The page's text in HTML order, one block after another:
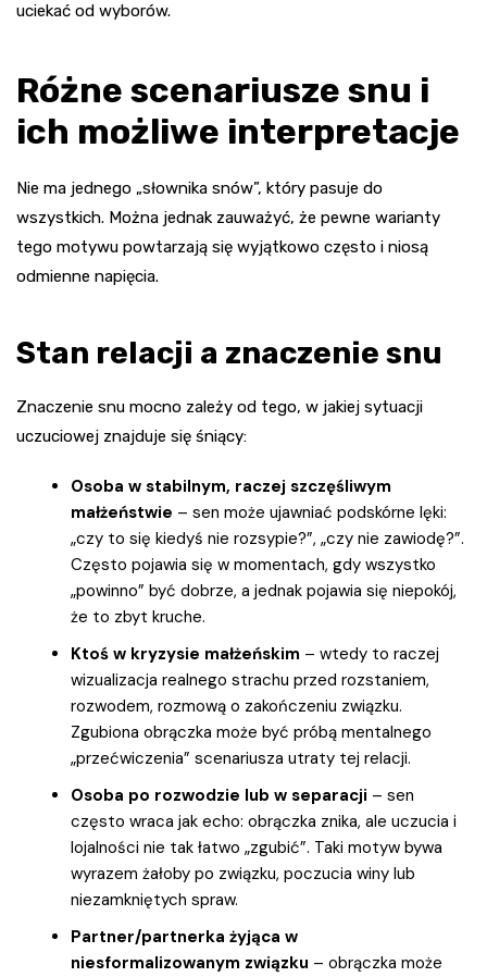
uciekać od wyborów.
Różne scenariusze snu i
ich możliwe interpretacje
Nie ma jednego „słownika snów”, który pasuje do
wszystkich. Można jednak zauważyć, że pewne warianty
tego motywu powtarzają się wyjątkowo często i niosą
odmienne napięcia.
Stan relacji a znaczenie snu
Znaczenie snu mocno zależy od tego, w jakiej sytuacji
uczuciowej znajduje się śniący:
Osoba w stabilnym, raczej szczęśliwym
małżeństwie – sen może ujawniać podskórne lęki:
„czy to się kiedyś nie rozsypie?”, „czy nie zawiodę?”.
Często pojawia się w momentach, gdy wszystko
„powinno” być dobrze, a jednak pojawia się niepokój,
że to zbyt kruche.
Ktoś w kryzysie małżeńskim – wtedy to raczej
wizualizacja realnego strachu przed rozstaniem,
rozwodem, rozmową o zakończeniu związku.
Zgubiona obrączka może być próbą mentalnego
„przećwiczenia” scenariusza utraty tej relacji.
Osoba po rozwodzie lub w separacji – sen
często wraca jak echo: obrączka znika, ale uczucia i
lojalności nie tak łatwo „zgubić”. Taki motyw bywa
wyrazem żałoby po związku, poczucia winy lub
niezamkniętych spraw.
Partner/partnerka żyjąca w
niesformalizowanym związku – obrączka może